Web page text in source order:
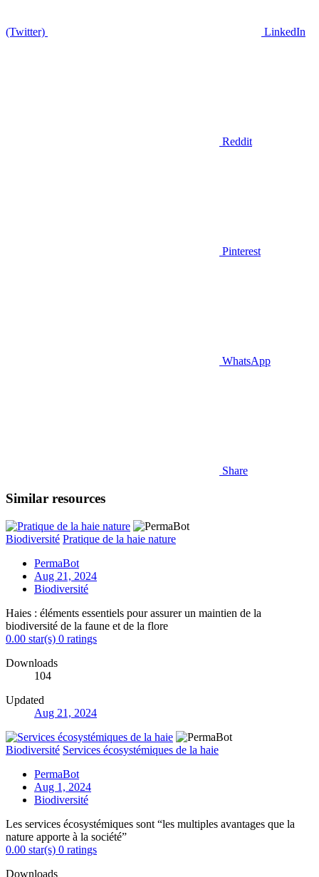
(Twitter) LinkedIn
Reddit
Pinterest
WhatsApp
Share
Similar resources
Biodiversité Pratique de la haie nature
PermaBot
Aug 21, 2024
Biodiversité
Haies : éléments essentiels pour assurer un maintien de la
biodiversité de la faune et de la flore
0.00 star(s) 0 ratings
Downloads
104
Updated
Aug 21, 2024
Biodiversité Services écosystémiques de la haie
PermaBot
Aug 1, 2024
Biodiversité
Les services écosystémiques sont “les multiples avantages que la
nature apporte à la société”
0.00 star(s) 0 ratings
Downloads